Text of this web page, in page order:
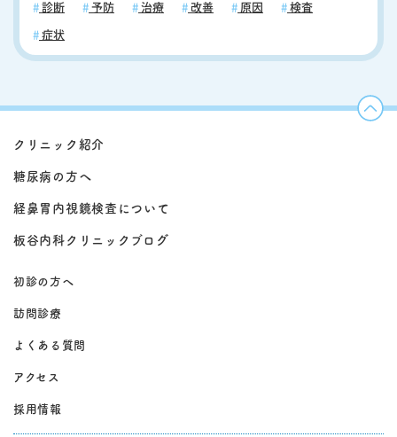
診断 予防 治療 改善 原因 検査
症状
クリニック紹介
糖尿病の方へ
経鼻胃内視鏡検査について
板谷内科クリニックブログ
初診の方へ
訪問診療
よくある質問
アクセス
採用情報